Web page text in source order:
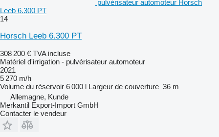
pulvérisateur automoteur Horsch
Leeb 6.300 PT
14
Horsch Leeb 6.300 PT
308 200 € TVA incluse
Matériel d'irrigation - pulvérisateur automoteur
2021
5 270 m/h
Volume du réservoir 6 000 l Largeur de couverture 36 m
Allemagne, Kunde
Merkantil Export-Import GmbH
Contacter le vendeur